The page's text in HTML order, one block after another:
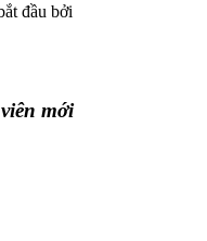
đầu bởi
mới